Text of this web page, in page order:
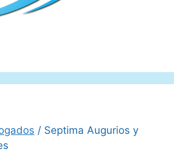
/ Septima Augurios y